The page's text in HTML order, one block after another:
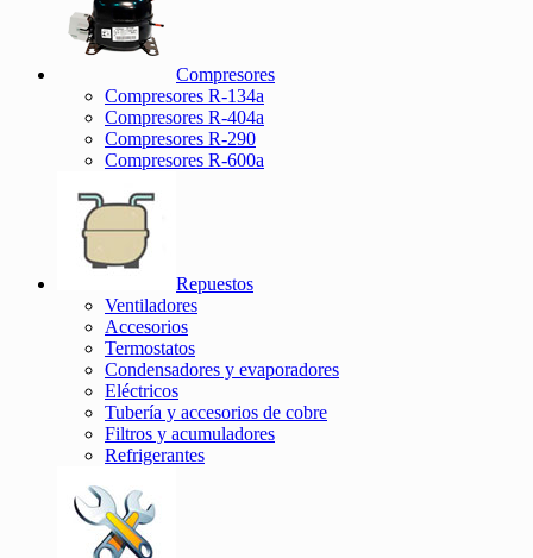
Compresores
Compresores R-134a
Compresores R-404a
Compresores R-290
Compresores R-600a
Repuestos
Ventiladores
Accesorios
Termostatos
Condensadores y evaporadores
Eléctricos
Tubería y accesorios de cobre
Filtros y acumuladores
Refrigerantes